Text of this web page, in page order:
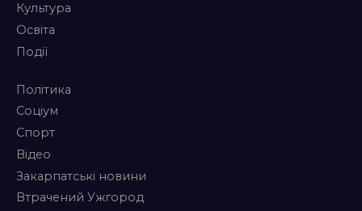
Культура
Освіта
Події
Політика
Соціум
Спорт
Відео
Закарпатські новини
Втрачений Ужгород